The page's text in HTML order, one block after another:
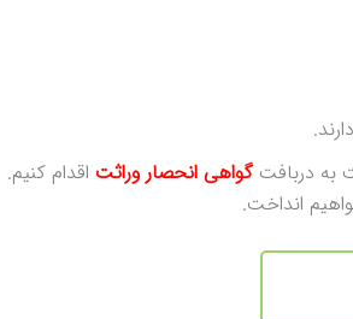
به دربافتگواهی انحصار وراثت اقدام کنیم.
انداخت.